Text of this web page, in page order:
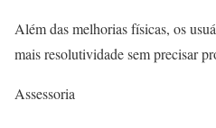
Além das melhorias físicas, os
mais resolutividade sem precisar
Assessoria